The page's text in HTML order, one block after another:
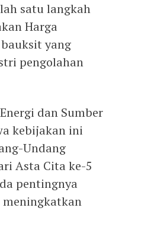
satu langkah
Harga
yang
pengolahan
dan Sumber
kebijakan ini
Undang
Asta Cita ke-5
pentingnya